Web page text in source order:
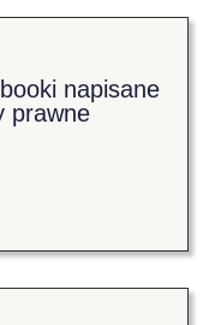
napisane
prawne